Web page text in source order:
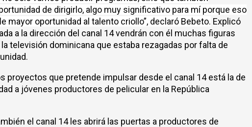
de dirigirlo, algo muy significativo para mí porque eso
mayor oportunidad al talento criollo”, declaró Bebeto. Explicó
a la dirección del canal 14 vendrán con él muchas figuras
televisión dominicana que estaba rezagadas por falta de
proyectos que pretende impulsar desde el canal 14 está la de
a jóvenes productores de pelicular en la República
el canal 14 les abrirá las puertas a productores de